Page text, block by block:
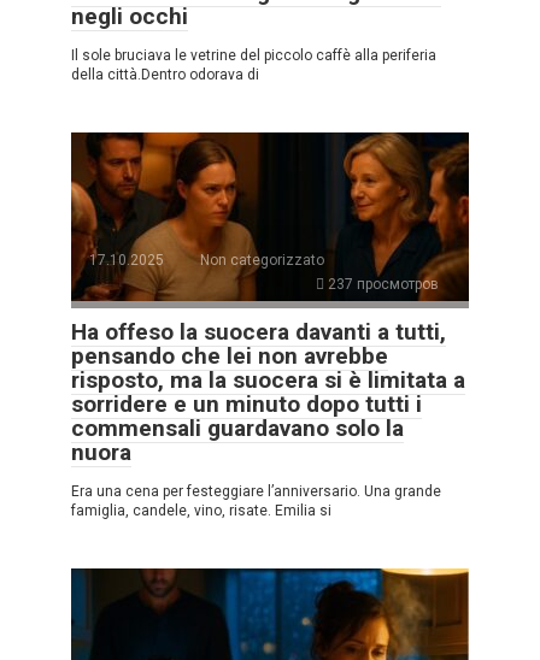
negli occhi
Il sole bruciava le vetrine del piccolo caffè alla periferia
della città.Dentro odorava di
17.10.2025
Non categorizzato
237 просмотров
Ha offeso la suocera davanti a tutti,
pensando che lei non avrebbe
risposto, ma la suocera si è limitata a
sorridere e un minuto dopo tutti i
commensali guardavano solo la
nuora
Era una cena per festeggiare l’anniversario. Una grande
famiglia, candele, vino, risate. Emilia si